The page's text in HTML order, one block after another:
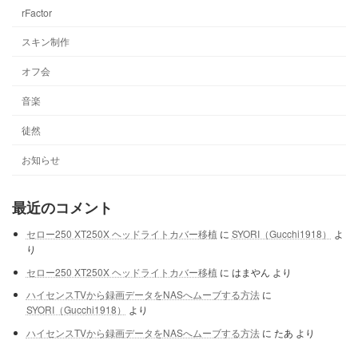
rFactor
スキン制作
オフ会
音楽
徒然
お知らせ
最近のコメント
セロー250 XT250X ヘッドライトカバー移植 に SYORI（Gucchi1918）
よ
り
セロー250 XT250X ヘッドライトカバー移植 に はまやん より
ハイセンスTVから録画データをNASへムーブする方法に
SYORI（Gucchi1918）
より
ハイセンスTVから録画データをNASへムーブする方法に たあ より